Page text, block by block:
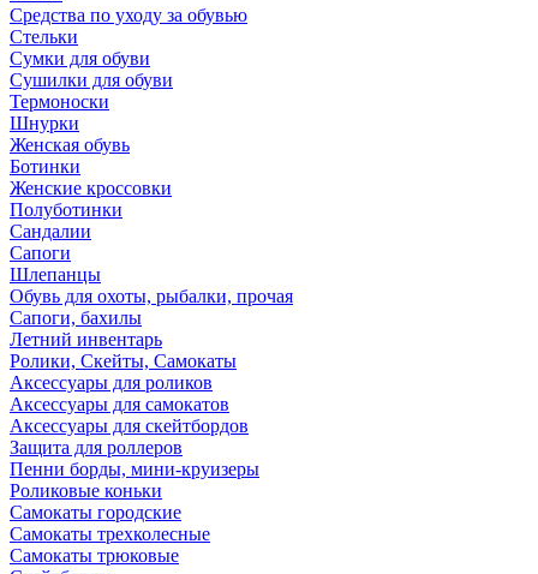
Средства по уходу за обувью
Стельки
Сумки для обуви
Сушилки для обуви
Термоноски
Шнурки
Женская обувь
Ботинки
Женские кроссовки
Полуботинки
Сандалии
Сапоги
Шлепанцы
Обувь для охоты, рыбалки, прочая
Сапоги, бахилы
Летний инвентарь
Ролики, Скейты, Самокаты
Аксессуары для роликов
Аксессуары для самокатов
Аксессуары для скейтбордов
Защита для роллеров
Пенни борды, мини-круизеры
Роликовые коньки
Самокаты городские
Самокаты трехколесные
Самокаты трюковые